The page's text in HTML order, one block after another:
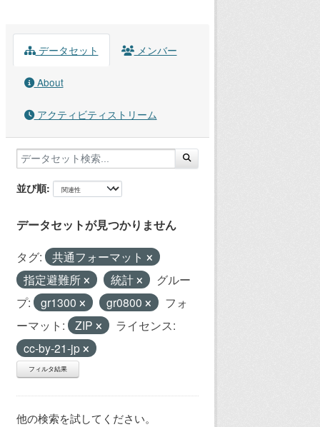
データセット メンバー
About
アクティビティストリーム
並び順
データセットが見つかりません
タグ:
共通フォーマット
指定避難所
統計
グルー
プ:
gr1300 gr0800
フォ
ーマット:
ZIP
ライセンス:
cc-by-21-jp
フィルタ結果
他の検索を試してください。